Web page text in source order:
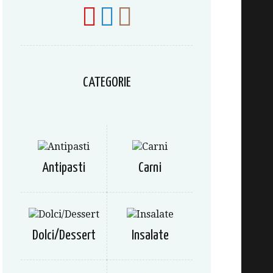
CATEGORIE
Antipasti Carni
Dolci/Dessert Insalate